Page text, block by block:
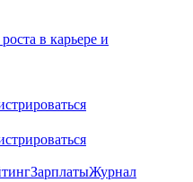
в карьере и
ЗарплатыЖурнал